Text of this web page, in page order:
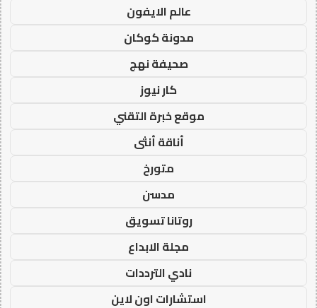
عالم الايفون
مدونة كوكان
صحيفة نهج
كار نيوز
موقع خبرة التقني
أناقة أنثى
متورخ
مدسن
روتانا تسويق
مجلة الابداع
نادي الترددات
استشارات اون لاين